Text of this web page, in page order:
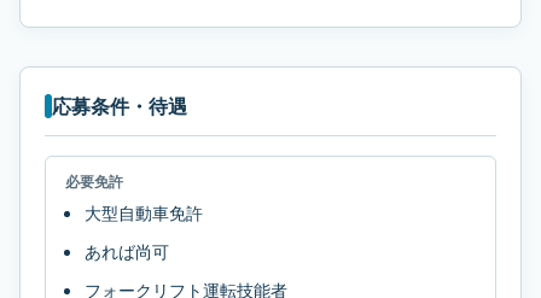
応募条件・待遇
必要免許
大型自動車免許
あれば尚可
フォークリフト運転技能者